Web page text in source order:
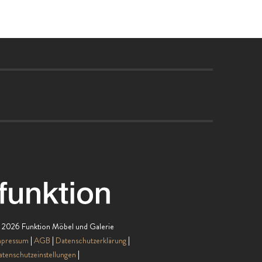
Funktion Möbel und Galerie
AGB Datenschutzerklärung